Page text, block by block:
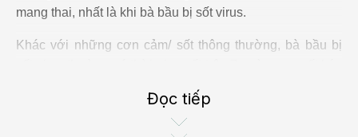
mang thai, nhất là khi bà bầu bị sốt virus.
Khác với những cơn cảm/ sốt thông thường, bà bầu bị
khi bị sốt virus, trong khoảng 3 ngày đầu, mẹ bầu có thể
sẽ thấy xuất hiện phát ban khắp cơ thể. Vết ban sẽ giảm
Đọc tiếp